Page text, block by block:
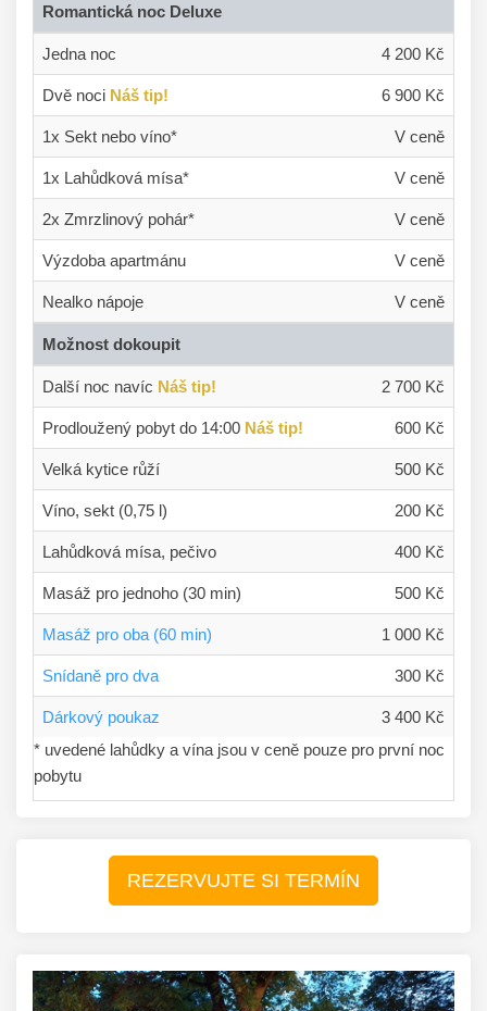
Romantická noc Deluxe
Jedna noc 4 200 Kč
Dvě noci Náš tip! 6 900 Kč
1x Sekt nebo víno* V ceně
1x Lahůdková mísa* V ceně
2x Zmrzlinový pohár* V ceně
Výzdoba apartmánu V ceně
Nealko nápoje V ceně
Možnost dokoupit
Další noc navíc Náš tip! 2 700 Kč
Prodloužený pobyt do 14:00 Náš tip! 600 Kč
Velká kytice růží 500 Kč
Víno, sekt (0,75 l) 200 Kč
Lahůdková mísa, pečivo 400 Kč
Masáž pro jednoho (30 min) 500 Kč
Masáž pro oba (60 min) 1 000 Kč
Snídaně pro dva 300 Kč
Dárkový poukaz
3 400 Kč
* uvedené lahůdky a vína jsou v ceně pouze pro první noc
pobytu
REZERVUJTE SI TERMÍN